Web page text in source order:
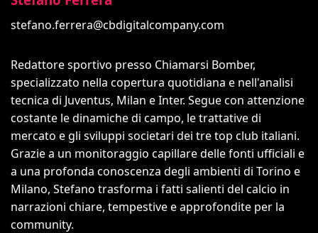
stefano.ferrera@cbdigitalcompany.com
Redattore sportivo presso Chiamarsi Bomber,
specializzato nella copertura quotidiana e nell'analisi
tecnica di Juventus, Milan e Inter. Segue con attenzione
costante le dinamiche di campo, le trattative di
mercato e gli sviluppi societari dei tre top club italiani.
Grazie a un monitoraggio capillare delle fonti ufficiali e
a una profonda conoscenza degli ambienti di Torino e
Milano, Stefano trasforma i fatti salienti del calcio in
narrazioni chiare, tempestive e approfondite per la
community.